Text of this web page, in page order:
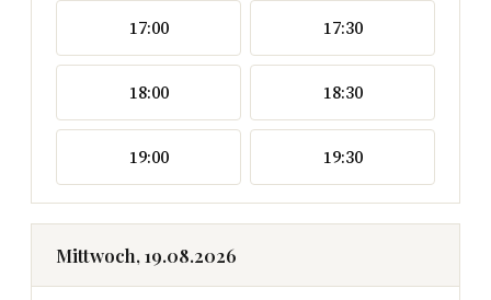
17:00 17:30
18:00 18:30
19:00 19:30
Mittwoch, 19.08.2026